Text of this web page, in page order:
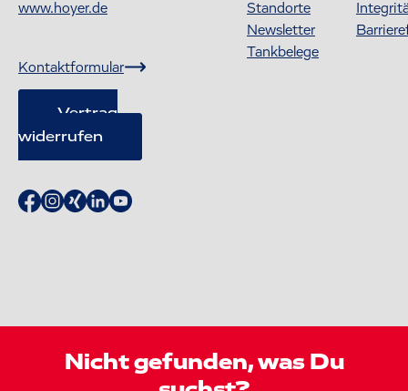
www.hoyer.de
Kontaktformular
Vertrag
widerrufen
Standorte
Newsletter
Tankbelege
Nicht gefunden, was Du